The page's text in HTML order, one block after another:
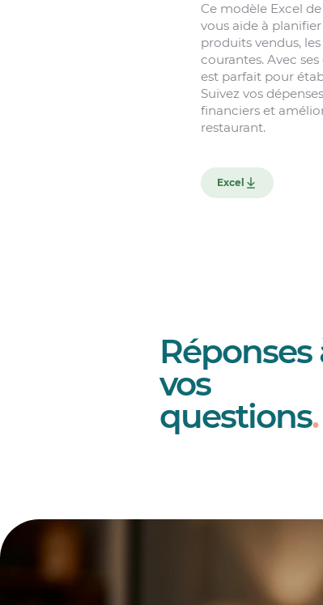
Ce modèle Excel
vous aide à
produits vendus,
courantes. Avec
est parfait pour
Suivez vos
financiers et
restaurant.
Excel
Réponses
vos
questions.